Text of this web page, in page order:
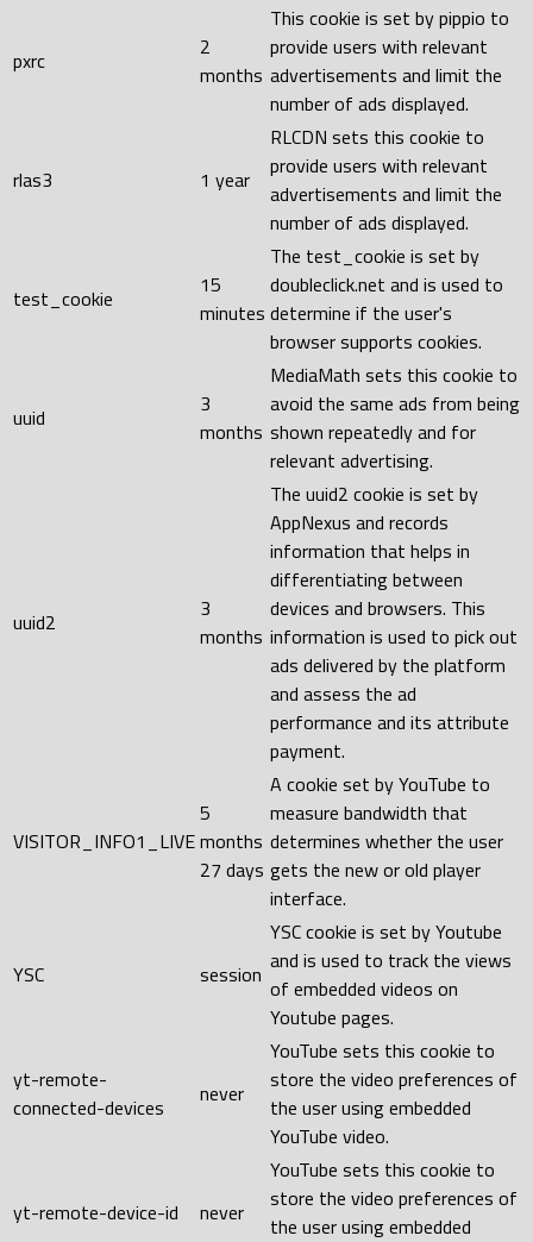
pxrc
2
months
This cookie is set by pippio to
provide users with relevant
advertisements and limit the
number of ads displayed.
rlas3 1 year
RLCDN sets this cookie to
provide users with relevant
advertisements and limit the
number of ads displayed.
test_cookie
15
minutes
The test_cookie is set by
doubleclick.net and is used to
determine if the user's
browser supports cookies.
uuid
3
months
MediaMath sets this cookie to
avoid the same ads from being
shown repeatedly and for
relevant advertising.
uuid2
3
months
The uuid2 cookie is set by
AppNexus and records
information that helps in
differentiating between
devices and browsers. This
information is used to pick out
ads delivered by the platform
and assess the ad
performance and its attribute
payment.
VISITOR_INFO1_LIVE
5
months
27 days
A cookie set by YouTube to
measure bandwidth that
determines whether the user
gets the new or old player
interface.
YSC session
YSC cookie is set by Youtube
and is used to track the views
of embedded videos on
Youtube pages.
yt-remote-
connected-devices
never
YouTube sets this cookie to
store the video preferences of
the user using embedded
YouTube video.
yt-remote-device-id never
YouTube sets this cookie to
store the video preferences of
the user using embedded